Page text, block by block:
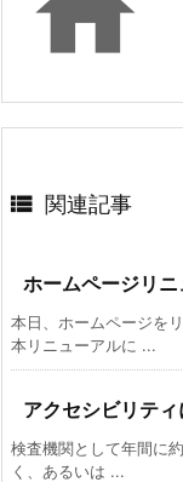
 関連記事
ホームページリ
本日、ホームページを
本リニューアルに ...
アクセシビリテ
検査機関として年間に
く、あるいは ...